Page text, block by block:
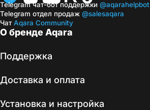
О бренде Aqara
Поддержка
Доставка и оплата
Установка и настройка
Telegram чат-бот поддержки @aqarahelpbot
Telegram отдел продаж @salesaqara
ЧатAqara Community